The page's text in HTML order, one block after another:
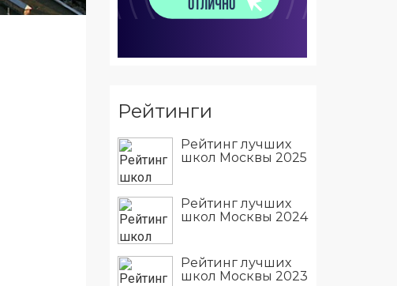
Рейтинги
Рейтинг лучших
школ Москвы 2025
Рейтинг лучших
школ Москвы 2024
Рейтинг лучших
школ Москвы 2023